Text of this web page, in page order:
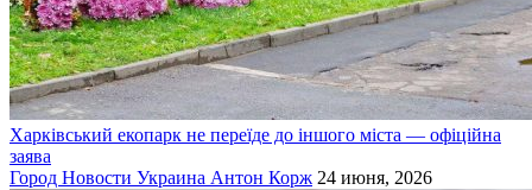
Харківський екопарк не переїде до іншого міста — офіційна
заява
Город Новости Украина Антон Корж 24 июня, 2026